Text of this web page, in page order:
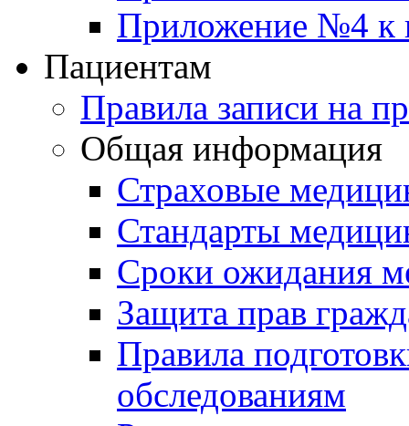
Приложение №4 к
Пациентам
Правила записи на
Общая информация
Страховые
Стандарты
Сроки ожидания
Защита прав
Правила
обследованиям